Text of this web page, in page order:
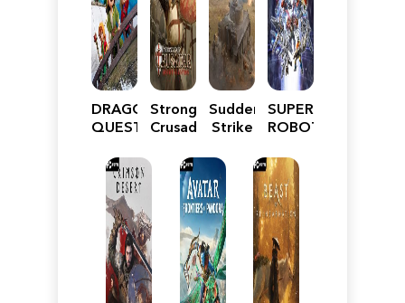
DRAGON
QUEST
Reimagined
Stronghold
Crusader:
Edition
Sudden
Strike
SUPER
ROBOT
Y